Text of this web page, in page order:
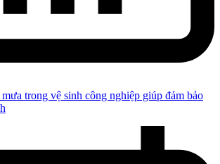
trong vệ sinh công nghiệp giúp đảm bảo